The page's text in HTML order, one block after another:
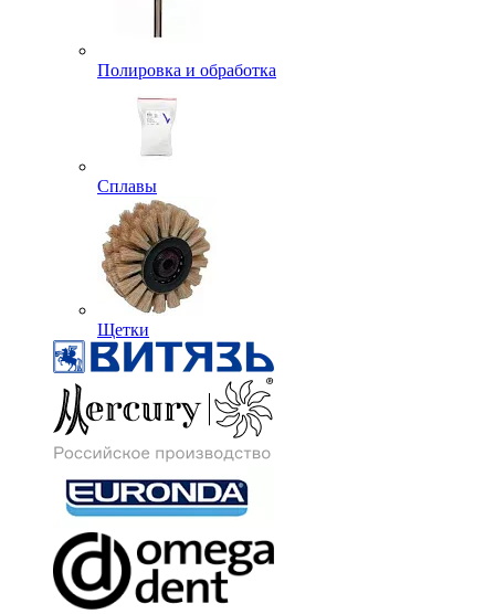
Полировка и обработка
Сплавы
Щетки